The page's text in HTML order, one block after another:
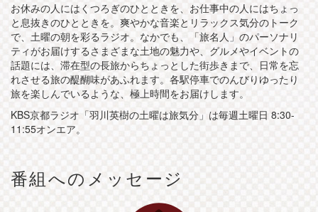
お休みの人にはくつろぎのひとときを、お仕事中の人にはちょっ
と息抜きのひとときを。爽やかな音楽とリラックス気分のトーク
で、土曜の朝を彩るラジオ。なかでも、「旅名人」のパーソナリ
ティがお届けするさまざまな土地の魅力や、グルメやイベントの
話題には、滞在型の長旅からちょっとした街歩きまで、日常を忘
れさせる旅の醍醐味があふれます。各駅停車でのんびりゆったり
旅を楽しんでいるような、極上時間をお届けします。
KBS京都ラジオ「羽川英樹の土曜は旅気分」は毎週土曜日 8:30-
11:55オンエア。
番組へのメッセージ